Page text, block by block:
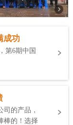
成功
第6期中国
司的产品，
棒的！选择